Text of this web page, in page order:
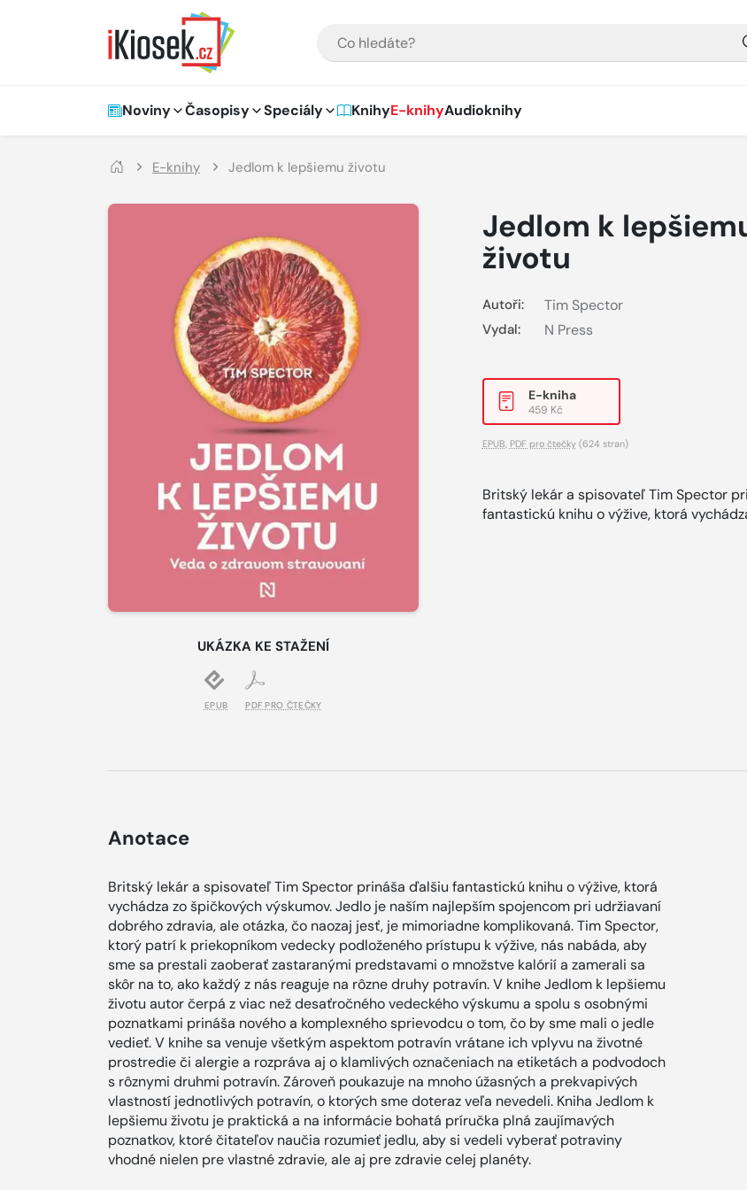
Hlavní navigace
Noviny Časopisy Speciály KnihyE-knihyAudioknihy
E-knihy Jedlom k lepšiemu životu
UKÁZKA KE STAŽENÍ
EPUB PDF PRO ČTEČKY
Jedlom k
životu
Autoři: Tim Spector
Vydal: N Press
E-kniha
459 Kč
EPUB PDF pro čtečky(624 stran)
Britský lekár a spisovateľ Tim Spector
fantastickú knihu o výžive, ktorá
Anotace
Britský lekár a spisovateľ Tim Spector prináša ďalšiu fantastickú knihu o výžive, ktorá
vychádza zo špičkových výskumov. Jedlo je naším najlepším spojencom pri udržiavaní
dobrého zdravia, ale otázka, čo naozaj jesť, je mimoriadne komplikovaná. Tim Spector,
ktorý patrí k priekopníkom vedecky podloženého prístupu k výžive, nás nabáda, aby
sme sa prestali zaoberať zastaranými predstavami o množstve kalórií a zamerali sa
skôr na to, ako každý z nás reaguje na rôzne druhy potravín. V knihe Jedlom k lepšiemu
životu autor čerpá z viac než desaťročného vedeckého výskumu a spolu s osobnými
poznatkami prináša nového a komplexného sprievodcu o tom, čo by sme mali o jedle
vedieť. V knihe sa venuje všetkým aspektom potravín vrátane ich vplyvu na životné
prostredie či alergie a rozpráva aj o klamlivých označeniach na etiketách a podvodoch
s rôznymi druhmi potravín. Zároveň poukazuje na mnoho úžasných a prekvapivých
vlastností jednotlivých potravín, o ktorých sme doteraz veľa nevedeli. Kniha Jedlom k
lepšiemu životu je praktická a na informácie bohatá príručka plná zaujímavých
poznatkov, ktoré čitateľov naučia rozumieť jedlu, aby si vedeli vyberať potraviny
vhodné nielen pre vlastné zdravie, ale aj pre zdravie celej planéty.